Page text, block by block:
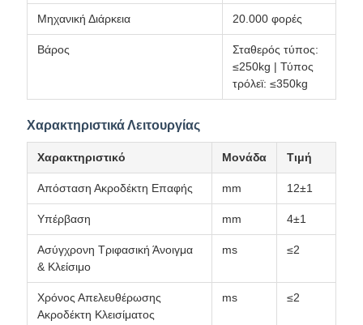
Μηχανική Διάρκεια 20.000 φορές
Βάρος
Σταθερός τύπος:
≤250kg | Τύπος
τρόλεϊ: ≤350kg
Χαρακτηριστικά Λειτουργίας
Χαρακτηριστικό Μονάδα Τιμή
Απόσταση Ακροδέκτη Επαφής mm 12±1
Υπέρβαση mm 4±1
Ασύγχρονη Τριφασική Άνοιγμα
& Κλείσιμο
ms ≤2
Χρόνος Απελευθέρωσης
Ακροδέκτη Κλεισίματος
ms ≤2